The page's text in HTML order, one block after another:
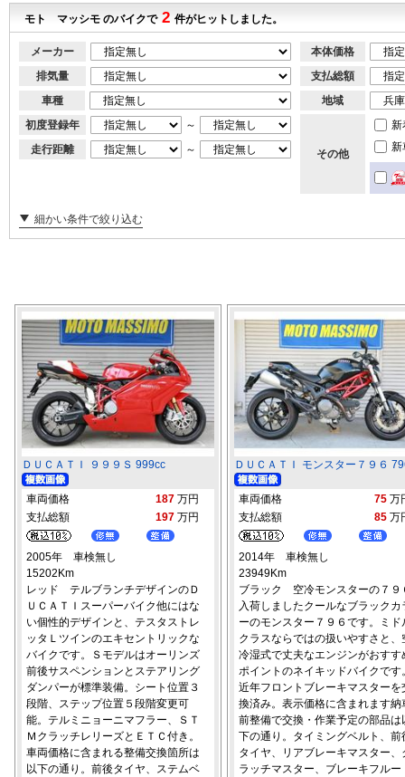
モト マッシモ のバイクで 2 件がヒットしました。
メーカー
排気量
車種
初度登録年
～
走行距離
～
本体価格
支払総額
地域
その他
新
新
細かい条件で絞り込む
ＤＵＣＡＴＩ ９９９Ｓ 999cc
車両価格 187 万円
支払総額
197 万円
2005年 車検無し
15202Km
レッド テルブランチデザインのＤ
ＵＣＡＴＩスーパーバイク他にはな
い個性的デザインと、テスタストレ
ッタＬツインのエキセントリックな
バイクです。Ｓモデルはオーリンズ
前後サスペンションとステアリング
ダンパーが標準装備。シート位置３
段階、ステップ位置５段階変更可
能。テルミニョーニマフラー、ＳＴ
ＭクラッチレリーズとＥＴＣ付き。
車両価格に含まれる整備交換箇所は
以下の通り。前後タイヤ、ステムベ
ＤＵＣＡＴＩ モンスター７９６
車両価格 75 万
支払総額
85 万
2014年 車検無し
23949Km
ブラック 空冷モンスターの７９
入荷しましたクールなブラックカ
ーのモンスター７９６です。ミド
クラスならではの扱いやすさと、
冷湿式で丈夫なエンジンがおすす
ポイントのネイキッドバイクです
近年フロントブレーキマスターを
換済み。表示価格に含まれます納
前整備で交換・作業予定の部品は
下の通り。タイミングベルト、前
タイヤ、リアブレーキマスター、
ラッチマスター、ブレーキフルー